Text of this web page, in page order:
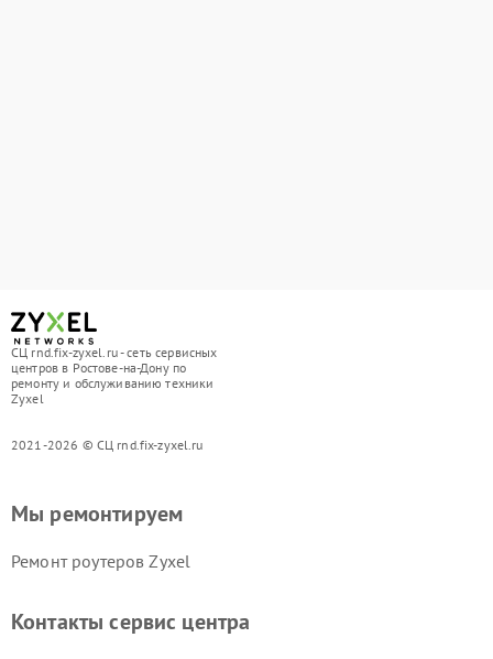
СЦ rnd.fix-zyxel.ru - сеть сервисных
центров в Ростове-на-Дону по
ремонту и обслуживанию техники
Zyxel
2021-2026 © СЦ rnd.fix-zyxel.ru
Мы ремонтируем
Ремонт роутеров Zyxel
Контакты сервис центра